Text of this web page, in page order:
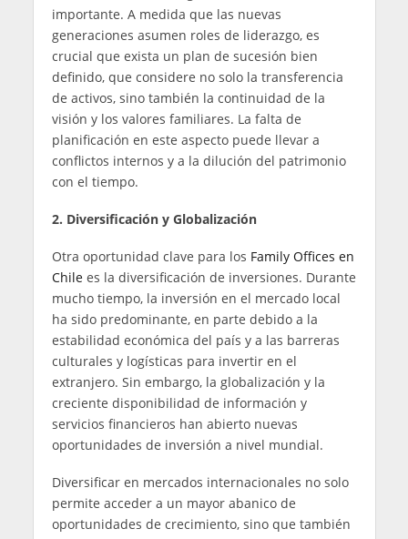
importante. A medida que las nuevas
generaciones asumen roles de liderazgo, es
crucial que exista un plan de sucesión bien
definido, que considere no solo la transferencia
de activos, sino también la continuidad de la
visión y los valores familiares. La falta de
planificación en este aspecto puede llevar a
conflictos internos y a la dilución del patrimonio
con el tiempo.
2. Diversificación y Globalización
Otra oportunidad clave para los Family Offices en
Chilees la diversificación de inversiones. Durante
mucho tiempo, la inversión en el mercado local
ha sido predominante, en parte debido a la
estabilidad económica del país y a las barreras
culturales y logísticas para invertir en el
extranjero. Sin embargo, la globalización y la
creciente disponibilidad de información y
servicios financieros han abierto nuevas
oportunidades de inversión a nivel mundial.
Diversificar en mercados internacionales no solo
permite acceder a un mayor abanico de
oportunidades de crecimiento, sino que también